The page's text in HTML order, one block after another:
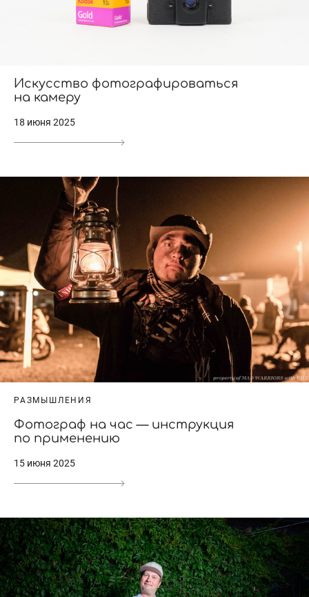
Искусство фотографироваться
на камеру
18 июня 2025
РАЗМЫШЛЕНИЯ
Фотограф на час — инструкция
по применению
15 июня 2025